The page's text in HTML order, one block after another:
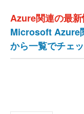
Azure関連の最
Microsoft Azure
から一覧でチェ